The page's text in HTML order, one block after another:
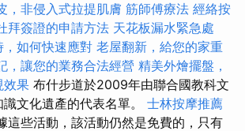
，非侵入式拉提肌膚 筋師傅療法 經絡按
拜簽證的申請方法 天花板漏水緊急處
如何快速應對 老屋翻新，給您的家重
，讓您的業務合法經營 精美外燴擺盤，
效果 布什步道於2009年由聯合國教科文
文化遺產的代表名單。 士林按摩推薦
這些活動，該活動仍然是免費的，只有